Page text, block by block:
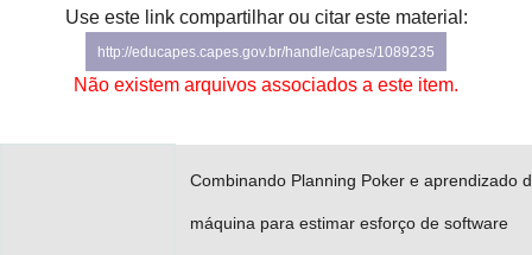
Secretaria de Governo
Gabinete de Segurança Institucional
Use este link compartilhar ou citar este material:
http://educapes.capes.gov.br/handle/capes/1089235
Não existem arquivos associados a este item.
Combinando Planning Poker e aprendizado
máquina para estimar esforço de software